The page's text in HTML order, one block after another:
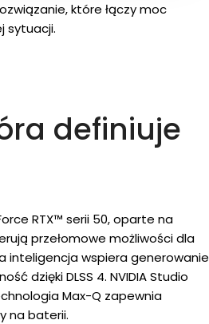
które łączy moc
sytuacji.
definiuje
RTX™ serii 50, oparte na
przełomowe możliwości dla
inteligencja wspiera generowanie
dzięki DLSS 4. NVIDIA Studio
Max-Q zapewnia
na baterii.